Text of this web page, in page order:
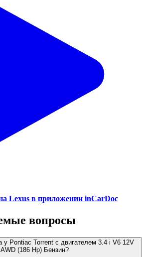
Lexus в приложении inCarDoc
вопросы
у Pontiac Torrent с двигателем 3.4 i V6 12V
AWD (186 Hp) Бензин?